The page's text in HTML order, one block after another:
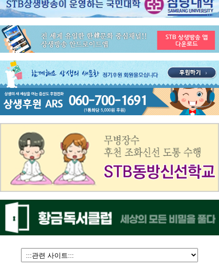
공지사항 ON AIR 서비스 장애 복구 안내
공지사항
STB 4월2주(4.6~4.12) 주간 추천 프로그램
공지사항
STB 4월1주(3.30~4.5) 주간 추천 프로그램
공지사항
STB 3월4주(3.23~3.29) 주간 추천 프로그램